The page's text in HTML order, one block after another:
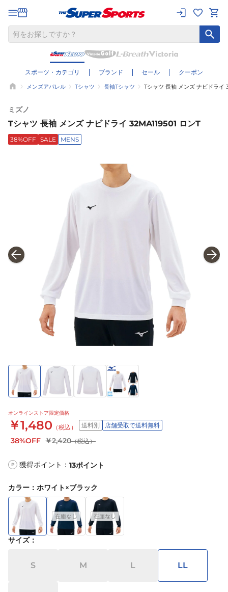
スポーツ・カテゴリ ブランド セール クーポン
メンズアパレル Tシャツ 長袖Tシャツ Tシャツ 長袖 メンズ ナビドライ
ミズノ
Tシャツ 長袖 メンズ ナビドライ 32MA119501 ロンT
38%OFF SALE MENS
オンラインストア限定価格
￥1,480 （税込） 送料別 店舗受取で送料無料
38%OFF ￥2,420（税込）
P 獲得ポイント： 13ポイント
カラー ： ホワイト×ブラック
サイズ：
S M L LL